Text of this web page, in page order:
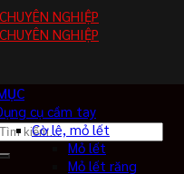
cụ cầm tay
Cờ lê, mỏ lết
Mỏ lết
Mỏ lết răng